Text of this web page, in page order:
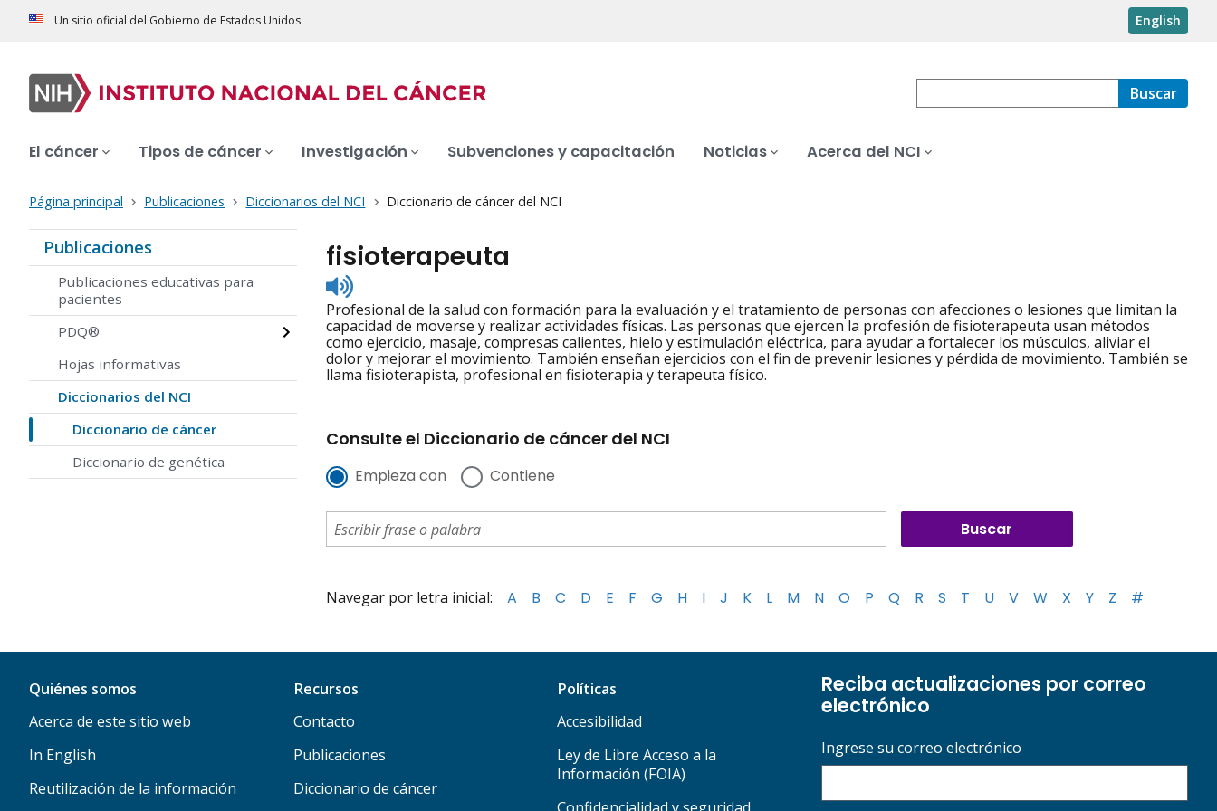
Un sitio oficial del Gobierno de Estados Unidos English
Buscar
El cáncer Tipos de cáncer Investigación Subvenciones y capacitación Noticias Acerca del NCI
Página principal Publicaciones Diccionarios del NCI Diccionario de cáncer del NCI
Publicaciones
Publicaciones educativas para
pacientes
PDQ®
Hojas informativas
Diccionarios del NCI
Diccionario de cáncer
Diccionario de genética
fisioterapeuta
Listen
to
pronunciation
Profesional de la salud con formación para la evaluación y el tratamiento de personas con afecciones o lesiones que limitan la
capacidad de moverse y realizar actividades físicas. Las personas que ejercen la profesión de fisioterapeuta usan métodos
como ejercicio, masaje, compresas calientes, hielo y estimulación eléctrica, para ayudar a fortalecer los músculos, aliviar el
dolor y mejorar el movimiento. También enseñan ejercicios con el fin de prevenir lesiones y pérdida de movimiento. También se
llama fisioterapista, profesional en fisioterapia y terapeuta físico.
Consulte el Diccionario de cáncer del NCI
Empieza con Contiene
Navegar por letra inicial: A B C D E F G H I J K L M N O P Q R S T U V W X Y Z #
Quiénes somos
Acerca de este sitio web
In English
Reutilización de la información
Recursos
Contacto
Publicaciones
Diccionario de cáncer
Políticas
Accesibilidad
Ley de Libre Acceso a la
Información (FOIA)
Reciba actualizaciones por correo
electrónico
Ingrese su correo electrónico